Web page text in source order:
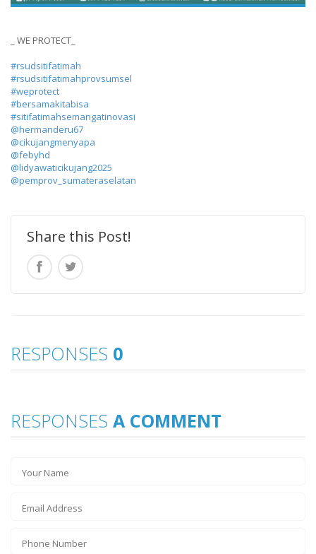
_ WE PROTECT_
#rsudsitifatimah
#rsudsitifatimahprovsumsel
#weprotect
#bersamakitabisa
#sitifatimahsemangatinovasi
@hermanderu67
@cikujangmenyapa
@febyhd
@lidyawaticikujang2025
@pemprov_sumateraselatan
Share this Post!
RESPONSES 0
RESPONSES A COMMENT